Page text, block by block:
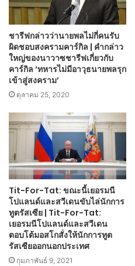
ชารีฟกล่าวว่านายพลไม่กี่คนรับ
ผิดชอบสงครามคาร์กิล | คำกล่าว
ใหญ่ของนาวาซชารีฟเกี่ยวกับ
คาร์กิล ‘ทหารไม่มีอาวุธนายพลรุก
เข้าสู่สงคราม’
ตุลาคม 25, 2020
Tit-For-Tat: ขณะนี้เยอรมนี
โปแลนด์และสวีเดนขับไล่นักการ
ทูตรัสเซีย | Tit-For-Tat:
เยอรมนีโปแลนด์และสวีเดน
ตอบโต้มอสโกสั่งให้นักการทูต
รัสเซียออกนอกประเทศ
กุมภาพันธ์ 9, 2021